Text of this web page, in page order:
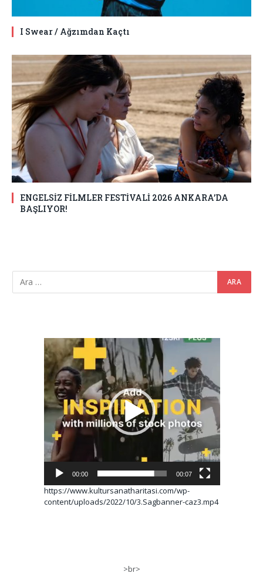
I Swear / Ağzımdan Kaçtı
ENGELSİZ FİLMLER FESTİVALİ 2026 ANKARA’DA
BAŞLIYOR!
Video
oynatıcı
00:00 00:07
https://www.kultursanatharitasi.com/wp-
content/uploads/2022/10/3.Sagbanner-caz3.mp4
>br>